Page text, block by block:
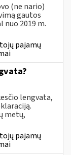
(ne nario)
gautos
2019 m.
pajamų
lengvata,
metų,
pajamų